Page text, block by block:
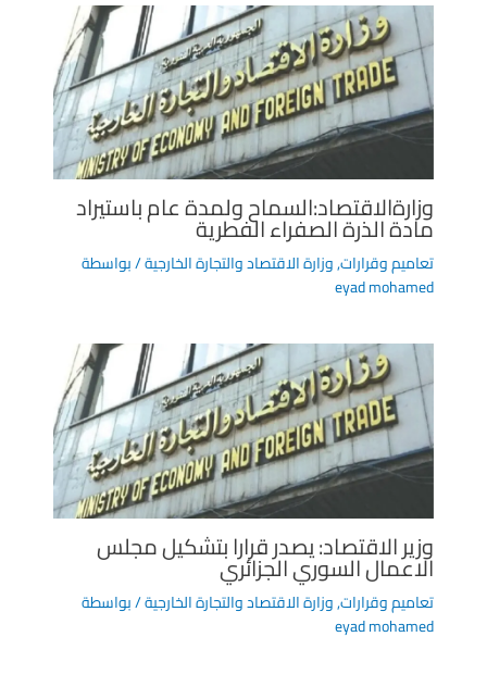
وزارةالاقتصاد:السماح ولمدة عام باستيراد
مادة الذرة الصفراء الفطرية
تعاميم وقرارات,وزارة الاقتصاد والتجارة الخارجية/ بواسطة
eyad mohamed
وزير الاقتصاد: يصدر قرارا بتشكيل مجلس
الاعمال السوري الجزائري
تعاميم وقرارات,وزارة الاقتصاد والتجارة الخارجية/ بواسطة
eyad mohamed